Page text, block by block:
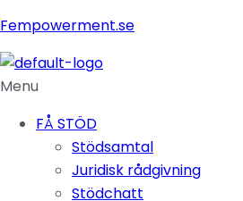
Fempowerment.se
Menu
FÅ STÖD
Stödsamtal
Juridisk rådgivning
Stödchatt